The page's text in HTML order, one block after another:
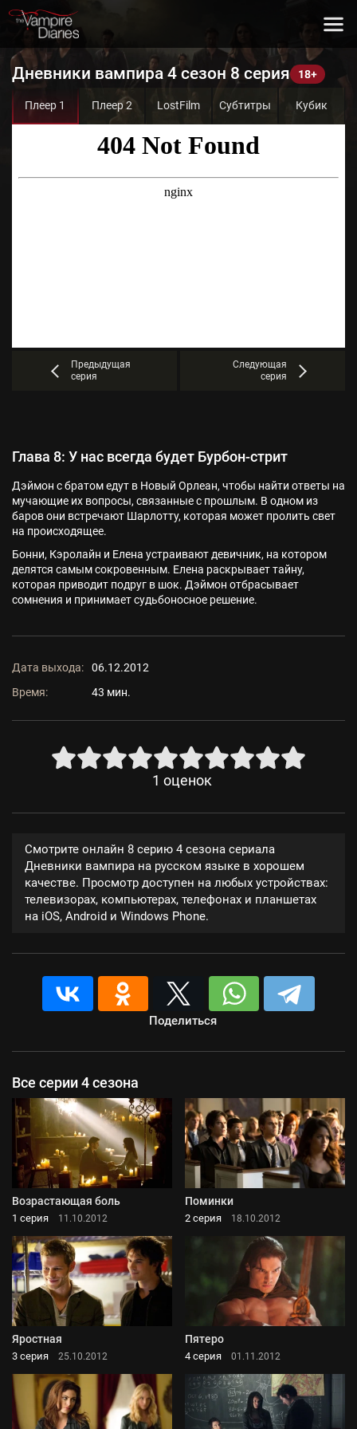
Дневники вампира 4 сезон 8 серия
Плеер 1 Плеер 2 LostFilm Субтитры Кубик
Предыдущая
серия
Следующая
серия
Глава 8: У нас всегда будет Бурбон-стрит
Дэймон с братом едут в Новый Орлеан, чтобы найти ответы на
мучающие их вопросы, связанные с прошлым. В одном из
баров они встречают Шарлотту, которая может пролить свет
на происходящее.
Бонни, Кэролайн и Елена устраивают девичник, на котором
делятся самым сокровенным. Елена раскрывает тайну,
которая приводит подруг в шок. Дэймон отбрасывает
сомнения и принимает судьбоносное решение.
Дата выхода:
06.12.2012
Время:
43 мин.
1 оценок
Смотрите онлайн 8 серию 4 сезона сериала
Дневники вампира на русском языке в хорошем
качестве. Просмотр доступен на любых устройствах:
телевизорах, компьютерах, телефонах и планшетах
на iOS, Android и Windows Phone.
Поделиться
Все серии 4 сезона
Возрастающая боль
1 серия 11.10.2012
Поминки
2 серия 18.10.2012
Яростная
3 серия 25.10.2012
Пятеро
4 серия 01.11.2012